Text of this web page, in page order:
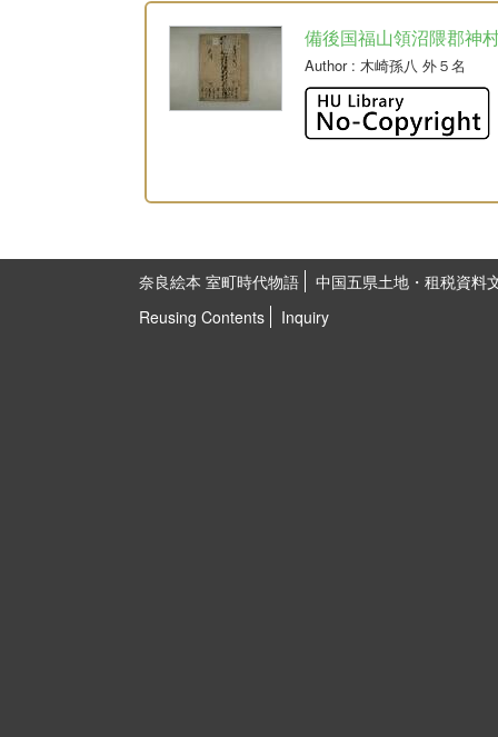
備後国福山領沼隈郡神
Author: 木崎孫八 外５名
奈良絵本 室町時代物語
中国五県土地・租税資料
Reusing Contents
Inquiry